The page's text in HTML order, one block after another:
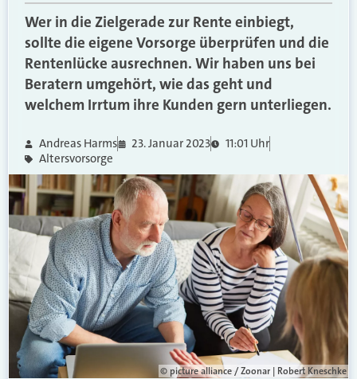
Wer in die Zielgerade zur Rente einbiegt,
sollte die eigene Vorsorge überprüfen und die
Rentenlücke ausrechnen. Wir haben uns bei
Beratern umgehört, wie das geht und
welchem Irrtum ihre Kunden gern unterliegen.
Andreas Harms 23. Januar 2023
11:01 Uhr
Altersvorsorge
© picture alliance / Zoonar | Robert Kneschke